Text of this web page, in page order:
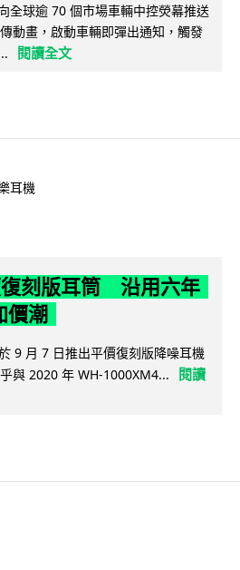
全球逾 70 個市場車輛中控熒幕推送
動畫，啟動車輛即彈出通知，觸發
閱讀全文
耳機
刻版耳筒 沿用六年
價潮
9 月 7 日推出平價復刻版降噪耳機
與 2020 年 WH-1000XM4...
閱讀